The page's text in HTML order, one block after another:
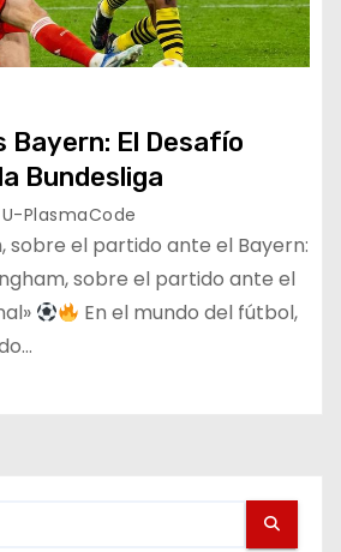
Bayern: El Desafío
Bundesliga
U-PlasmaCode
sobre el partido ante el Bayern:
sobre el partido ante el
En el mundo del fútbol,